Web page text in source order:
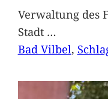
Verwaltung des
Stadt …
Bad Vilbel,